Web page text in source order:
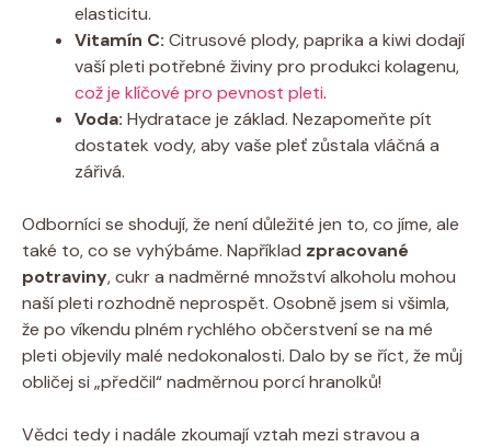
elasticitu.
Vitamín C: Citrusové plody, paprika a kiwi dodají
vaší pleti potřebné živiny pro produkci kolagenu,
což je klíčové pro pevnost pleti.
Voda: Hydratace je základ. Nezapomeňte pít
dostatek vody, aby vaše pleť zůstala vláčná a
zářivá.
Odborníci se shodují, že není důležité jen to, co jíme, ale
také to, co se vyhýbáme. Například zpracované
potraviny, cukr a nadměrné množství alkoholu mohou
naší pleti rozhodně neprospět. Osobně jsem si všimla,
že po víkendu plném rychlého občerstvení se na mé
pleti objevily malé nedokonalosti. Dalo by se říct, že můj
obličej si „předčil“ nadměrnou porcí hranolků!
Vědci tedy i nadále zkoumají vztah mezi stravou a